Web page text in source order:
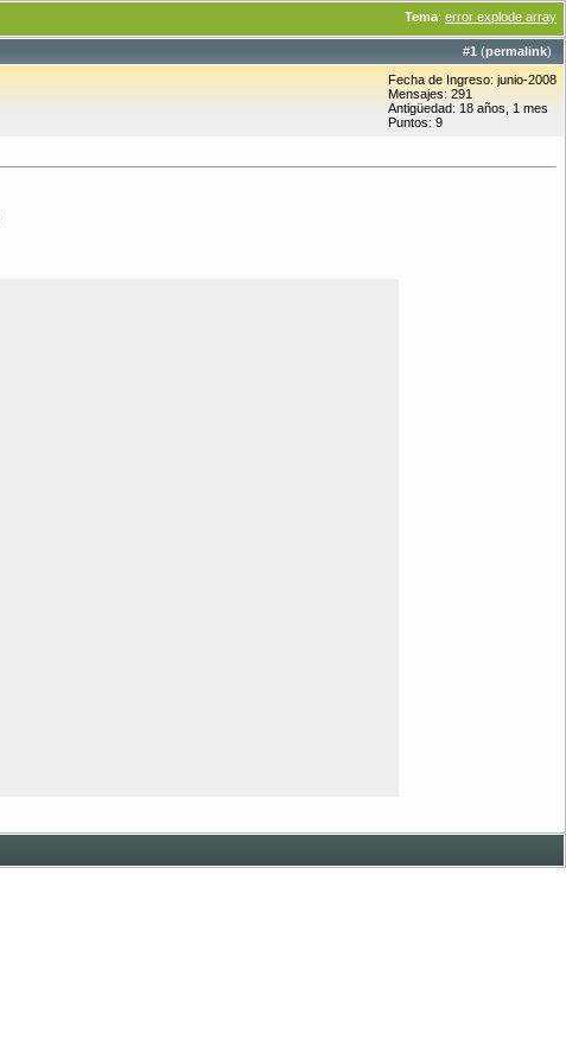
Tema: error explode array
#1 (permalink)
Fecha de Ingreso: junio-2008
Mensajes: 291
Antigüedad: 18 años, 1 mes
Puntos: 9